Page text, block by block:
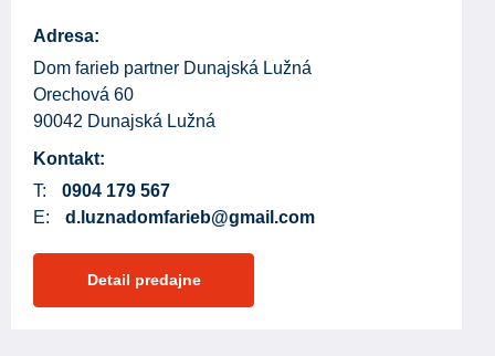
Adresa:
Dom farieb partner Dunajská Lužná
Orechová 60
90042 Dunajská Lužná
Kontakt:
T:
0904 179 567
E:
d.luznadomfarieb@gmail.com
Detail predajne